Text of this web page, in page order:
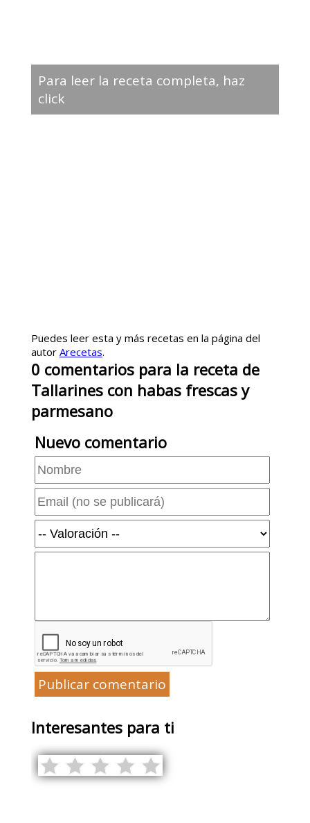
Para leer la receta completa, haz
click
Puedes leer esta y más recetas en la página del
autor Arecetas.
0 comentariospara la receta de
Tallarines con habas frescas y
parmesano
Nuevo comentario
Publicar comentario
Interesantes para ti